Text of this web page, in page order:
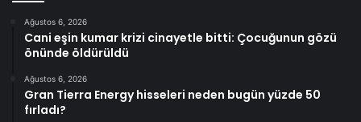
Ağustos 6, 2026
Cani eşin kumar krizi cinayetle bitti: Çocuğunun gözü
önünde öldürüldü
Ağustos 6, 2026
Gran Tierra Energy hisseleri neden bugün yüzde 50
fırladı?